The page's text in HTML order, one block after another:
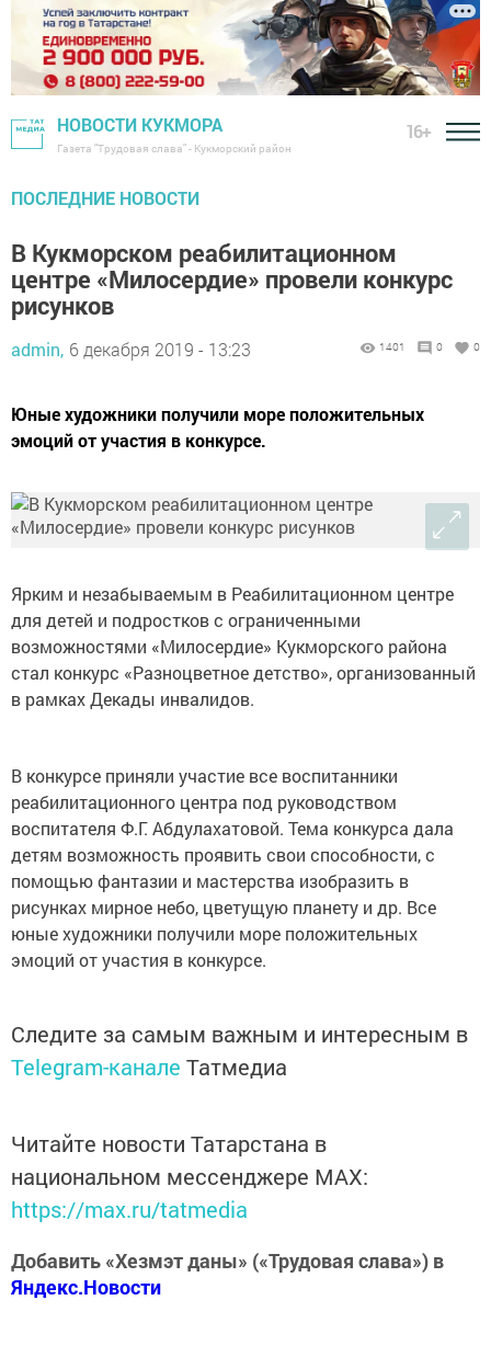
НОВОСТИ КУКМОРА
Газета "Трудовая слава" - Кукморский район
16+
ПОСЛЕДНИЕ НОВОСТИ
В Кукморском реабилитационном
центре «Милосердие» провели конкурс
рисунков
admin, 6 декабря 2019 - 13:23 1401 0 0
Юные художники получили море положительных
эмоций от участия в конкурсе.
Ярким и незабываемым в Реабилитационном центре
для детей и подростков с ограниченными
возможностями «Милосердие» Кукморского района
стал конкурс «Разноцветное детство», организованный
в рамках Декады инвалидов.
В конкурсе приняли участие все воспитанники
реабилитационного центра под руководством
воспитателя Ф.Г. Абдулахатовой. Тема конкурса дала
детям возможность проявить свои способности, с
помощью фантазии и мастерства изобразить в
рисунках мирное небо, цветущую планету и др. Все
юные художники получили море положительных
эмоций от участия в конкурсе.
Следите за самым важным и интересным в
Telegram-канале Татмедиа
Читайте новости Татарстана в
национальном мессенджере MАХ:
https://max.ru/tatmedia
Добавить «Хезмэт даны» («Трудовая слава») в
Яндекс.Новости